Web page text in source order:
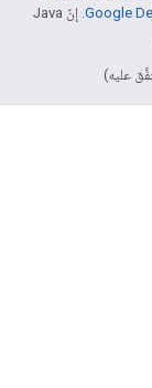
. إنّ Java